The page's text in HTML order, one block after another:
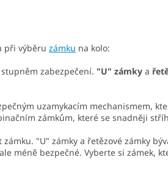
při výběru zámku na kolo:
zabezpečení. "U" zámky a
uzamykacím mechanismem,
zámkům, které se snadněji
"U" zámky a řetězové zámky
méně bezpečné. Vyberte si zámek,